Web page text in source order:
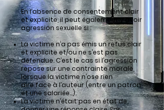
En l’absence de consentement clair
et explicite, il peut également y avoir
agression sexuelle si :
La victime n’a pas émis un refus clair
et explicite et/ou ne s’est pas
défendue. C’est lecas si l’agression
repose sur une contrainte morale,
lorsque la victime n’ose rien
direface à l’auteur (entre un patron
et une salariée...).
La victime n’était pas en état de